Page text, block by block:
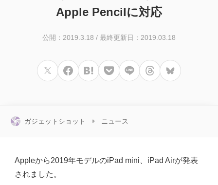
Apple Pencilに対応
公開：2019.3.18 / 最終更新日：2019.03.18
ガジェットショット ニュース
Appleから2019年モデルのiPad mini、iPad Airが発表
されました。